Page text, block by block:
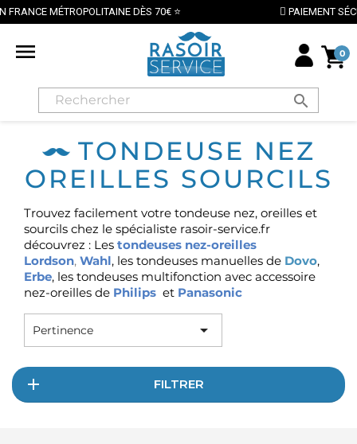
DÈS 70€ ⭐ PAIEMENT SÉCURISÉ
 0
search
TONDEUSE NEZ
OREILLES SOURCILS
Trouvez facilement votre tondeuse nez, oreilles et
sourcils chez le spécialiste rasoir-service.fr
découvrez : Les tondeuses nez-oreilles
Lordson, Wahl, les tondeuses manuelles de Dovo,
Erbe, les tondeuses multifonction avec accessoire
nez-oreilles de Philips et Panasonic
Pertinence 
FILTRER